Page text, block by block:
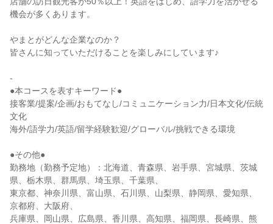
機会が多くあります。
やまとがどんな企業なのか？
皆さんに知っていただけることを楽しみにしています♪
-
●本コースを表すキーワード●
接客業/提案/企画/おもてなし/コミュニケーション力/日本文化/伝統
文化
海外/語学力/英語/留学経験歓迎/グローバル/挑戦できる環境
●その他●
勤務地（勤務予定地）：北海道、青森県、岩手県、宮城県、茨城
県、栃木県、群馬県、埼玉県、千葉県、
東京都、神奈川県、富山県、石川県、山梨県、静岡県、愛知県、
京都府、大阪府、
兵庫県、岡山県、広島県、香川県、高知県、福岡県、長崎県、熊